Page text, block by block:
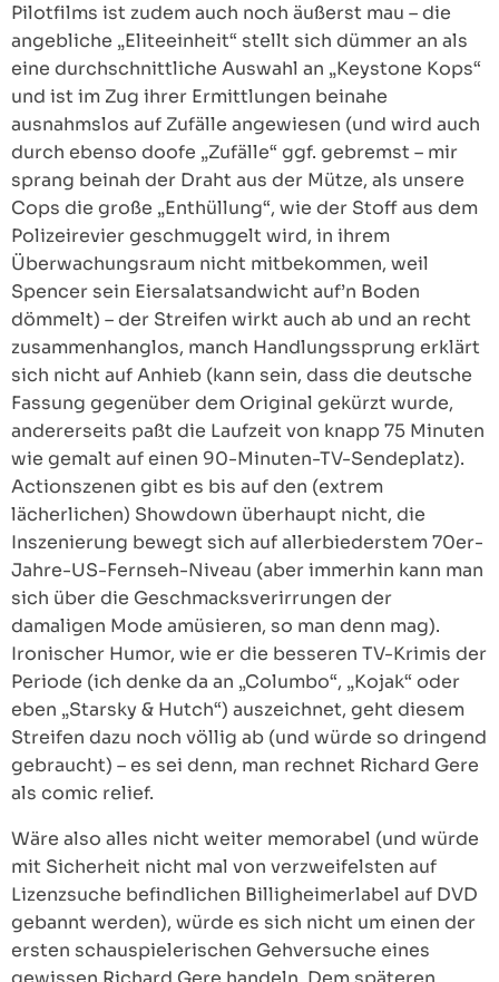
Pilotfilms ist zudem auch noch äußerst mau – die
angebliche „Eliteeinheit“ stellt sich dümmer an als
eine durchschnittliche Auswahl an „Keystone Kops“
und ist im Zug ihrer Ermittlungen beinahe
ausnahmslos auf Zufälle angewiesen (und wird auch
durch ebenso doofe „Zufälle“ ggf. gebremst – mir
sprang beinah der Draht aus der Mütze, als unsere
Cops die große „Enthüllung“, wie der Stoff aus dem
Polizeirevier geschmuggelt wird, in ihrem
Überwachungsraum nicht mitbekommen, weil
Spencer sein Eiersalatsandwicht auf’n Boden
dömmelt) – der Streifen wirkt auch ab und an recht
zusammenhanglos, manch Handlungssprung erklärt
sich nicht auf Anhieb (kann sein, dass die deutsche
Fassung gegenüber dem Original gekürzt wurde,
andererseits paßt die Laufzeit von knapp 75 Minuten
wie gemalt auf einen 90-Minuten-TV-Sendeplatz).
Actionszenen gibt es bis auf den (extrem
lächerlichen) Showdown überhaupt nicht, die
Inszenierung bewegt sich auf allerbiederstem 70er-
Jahre-US-Fernseh-Niveau (aber immerhin kann man
sich über die Geschmacksverirrungen der
damaligen Mode amüsieren, so man denn mag).
Ironischer Humor, wie er die besseren TV-Krimis der
Periode (ich denke da an „Columbo“, „Kojak“ oder
eben „Starsky & Hutch“) auszeichnet, geht diesem
Streifen dazu noch völlig ab (und würde so dringend
gebraucht) – es sei denn, man rechnet Richard Gere
als comic relief.
Wäre also alles nicht weiter memorabel (und würde
mit Sicherheit nicht mal von verzweifelsten auf
Lizenzsuche befindlichen Billigheimerlabel auf DVD
gebannt werden), würde es sich nicht um einen der
ersten schauspielerischen Gehversuche eines